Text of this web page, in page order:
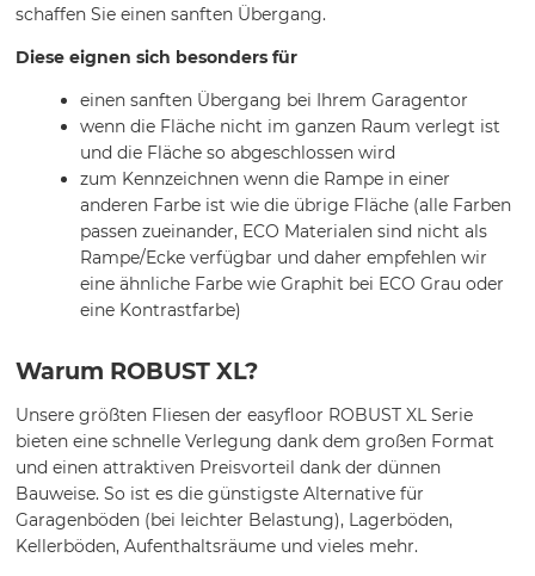
schaffen Sie einen sanften Übergang.
Diese eignen sich besonders für
einen sanften Übergang bei Ihrem Garagentor
wenn die Fläche nicht im ganzen Raum verlegt ist
und die Fläche so abgeschlossen wird
zum Kennzeichnen wenn die Rampe in einer
anderen Farbe ist wie die übrige Fläche (alle Farben
passen zueinander, ECO Materialen sind nicht als
Rampe/Ecke verfügbar und daher empfehlen wir
eine ähnliche Farbe wie Graphit bei ECO Grau oder
eine Kontrastfarbe)
Warum ROBUST XL?
Unsere größten Fliesen der easyfloor ROBUST XL Serie
bieten eine schnelle Verlegung dank dem großen Format
und einen attraktiven Preisvorteil dank der dünnen
Bauweise. So ist es die günstigste Alternative für
Garagenböden (bei leichter Belastung), Lagerböden,
Kellerböden, Aufenthaltsräume und vieles mehr.